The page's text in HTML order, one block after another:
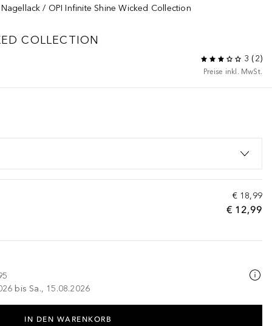
Nagellack OPI Infinite Shine Wicked Collection
COLLECTION
3 (2)
Preise inkl. MwSt.
€ 18,99
€ 12,99
bis Sa., 15.08.2026
IN DEN WARENKORB